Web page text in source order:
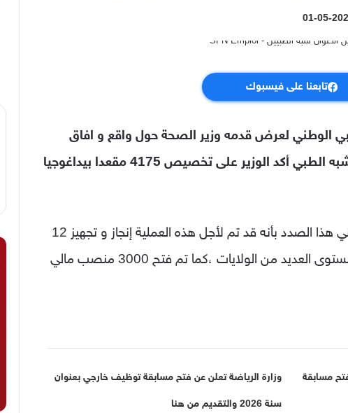
تابعنا على فيسبوك
الوطني لعرض قدمه وزير الصحة حول واقع و افاق
القطاع ،ففي مجال تكوين و توظيف شبه الطبي أكد الوزير على تخصيص 4175 مقعدا بيداغوجيا
و أوضح السيد الوزير عبد الحق سايحي في هذا الصدد بأنه قد تم لأجل هذه العملية إنجاز و تجهيز 12
معهدا جديدا للتكوين شبه الطبي على مستوى العديد من الولايات ،كما تم فتح 3000 منصب مالي
مسابقة
وزارة الرياضة تعلن عن فتح مسابقة توظيف خارجي بعنوان
سنة 2026 والتقديم من هنا